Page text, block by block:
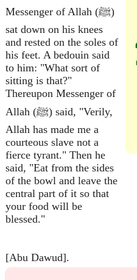
Messenger of Allah (ﷺ)
sat down on his knees
and rested on the soles of
his feet. A bedouin said
to him: "What sort of
sitting is that?"
Thereupon Messenger of
Allah (ﷺ) said, "Verily,
Allah has made me a
courteous slave not a
fierce tyrant." Then he
said, "Eat from the sides
of the bowl and leave the
central part of it so that
your food will be
blessed."
[Abu Dawud].